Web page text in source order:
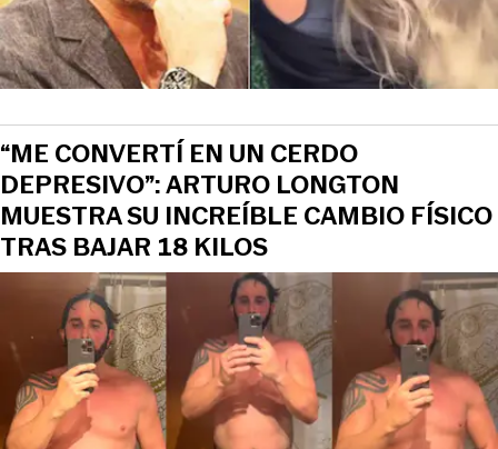
“ME CONVERTÍ EN UN CERDO
DEPRESIVO”: ARTURO LONGTON
MUESTRA SU INCREÍBLE CAMBIO FÍSICO
TRAS BAJAR 18 KILOS